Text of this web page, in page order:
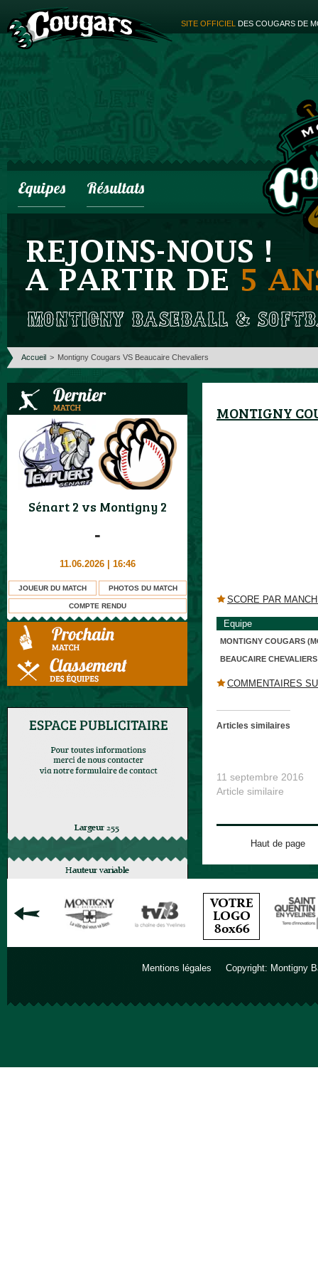
SITE OFFICIEL DES COUGARS DE
Equipes Résultats
Accueil > Montigny Cougars VS Beaucaire Chevaliers
Sénart 2 vs Montigny 2
-
11.06.2026 | 16:46
JOUEUR DU MATCH PHOTOS DU MATCH
COMPTE RENDU
MONTIGNY
SCORE PAR
Equipe
MONTIGNY COUGARS
BEAUCAIRE
COMMENTAIRES
Articles similaires
11 septembre 2016
Article similaire
Haut de page
Mentions légales Copyright: Montigny